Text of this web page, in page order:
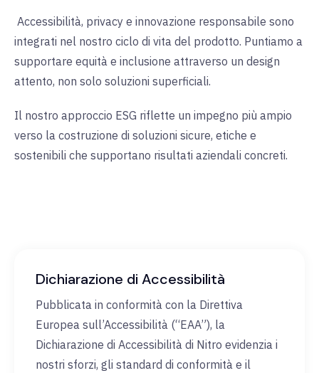
Accessibilità, privacy e innovazione responsabile sono
integrati nel nostro ciclo di vita del prodotto. Puntiamo a
supportare equità e inclusione attraverso un design
attento, non solo soluzioni superficiali.
Il nostro approccio ESG riflette un impegno più ampio
verso la costruzione di soluzioni sicure, etiche e
sostenibili che supportano risultati aziendali concreti.
Dichiarazione di Accessibilità
Pubblicata in conformità con la Direttiva
Europea sull’Accessibilità (“EAA”), la
Dichiarazione di Accessibilità di Nitro evidenzia i
nostri sforzi, gli standard di conformità e il